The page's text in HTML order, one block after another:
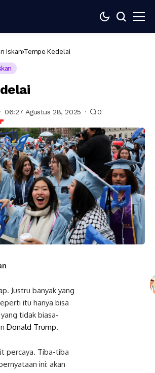
Iskan Tempe Kedelai
06:27 Agustus 28, 2025 0
Justru banyak yang
itu hanya bisa
tidak biasa-
Donald Trump.
percaya. Tiba-tiba
ini: akan